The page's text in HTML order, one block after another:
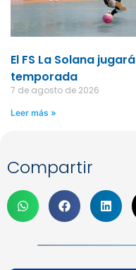
El FS La Solana
temporada
7 de agosto de 2026
Leer más »
Compartir